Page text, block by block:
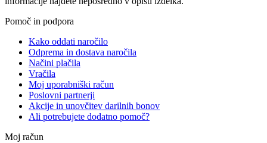
Pomoč in podpora
Kako oddati naročilo
Odprema in dostava naročila
Načini plačila
Vračila
Moj uporabniški račun
Poslovni partnerji
Akcije in unovčitev darilnih bonov
Ali potrebujete dodatno pomoč?
Moj račun